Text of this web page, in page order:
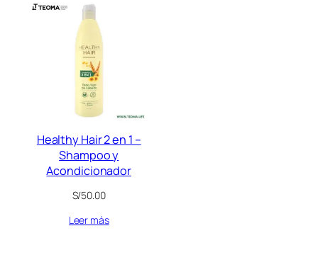
Healthy Hair 2 en 1 –
Shampoo y
Acondicionador
S/50.00
Leer más